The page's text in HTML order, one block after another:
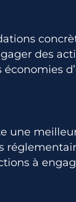
des
une
à